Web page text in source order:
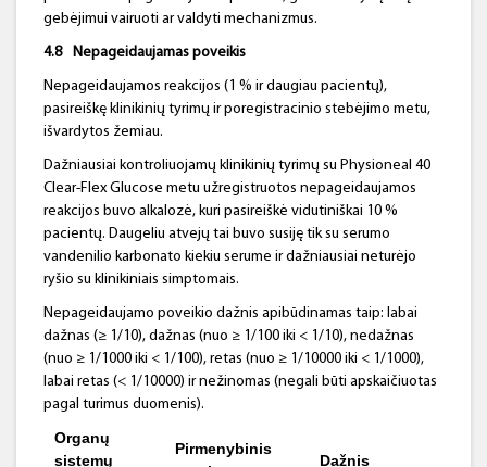
gebėjimui vairuoti ar valdyti mechanizmus.
4.8 Nepageidaujamas poveikis
Nepageidaujamos reakcijos (1 % ir daugiau pacientų),
pasireiškę klinikinių tyrimų ir poregistracinio stebėjimo metu,
išvardytos žemiau.
Dažniausiai kontroliuojamų klinikinių tyrimų su Physioneal 40
Clear-Flex Glucose metu užregistruotos nepageidaujamos
reakcijos buvo alkalozė, kuri pasireiškė vidutiniškai 10 %
pacientų. Daugeliu atvejų tai buvo susiję tik su serumo
vandenilio karbonato kiekiu serume ir dažniausiai neturėjo
ryšio su klinikiniais simptomais.
Nepageidaujamo poveikio dažnis apibūdinamas taip: labai
dažnas (≥ 1/10), dažnas (nuo ≥ 1/100 iki < 1/10), nedažnas
(nuo ≥ 1/1000 iki < 1/100), retas (nuo ≥ 1/10000 iki < 1/1000),
labai retas (< 1/10000) ir nežinomas (negali būti apskaičiuotas
pagal turimus duomenis).
Organų
sistemų
Pirmenybinis
Dažnis